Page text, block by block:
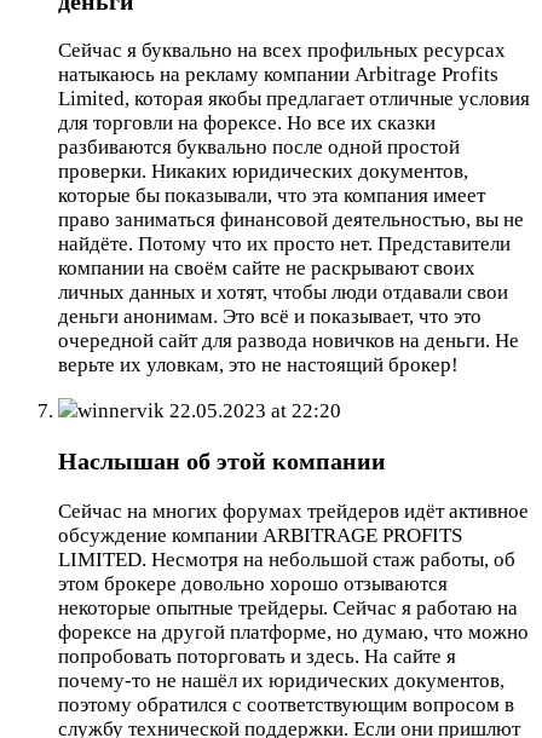
Сейчас я буквально на всех профильных ресурсах
натыкаюсь на рекламу компании Arbitrage Profits
Limited, которая якобы предлагает отличные условия
для торговли на форексе. Но все их сказки
разбиваются буквально после одной простой
проверки. Никаких юридических документов,
которые бы показывали, что эта компания имеет
право заниматься финансовой деятельностью, вы не
найдёте. Потому что их просто нет. Представители
компании на своём сайте не раскрывают своих
личных данных и хотят, чтобы люди отдавали свои
деньги анонимам. Это всё и показывает, что это
очередной сайт для развода новичков на деньги. Не
верьте их уловкам, это не настоящий брокер!
winnervik 22.05.2023 at 22:20
Наслышан об этой компании
Сейчас на многих форумах трейдеров идёт активное
обсуждение компании ARBITRAGE PROFITS
LIMITED. Несмотря на небольшой стаж работы, об
этом брокере довольно хорошо отзываются
некоторые опытные трейдеры. Сейчас я работаю на
форексе на другой платформе, но думаю, что можно
попробовать поторговать и здесь. На сайте я
почему-то не нашёл их юридических документов,
поэтому обратился с соответствующим вопросом в
службу технической поддержки. Если они пришлют